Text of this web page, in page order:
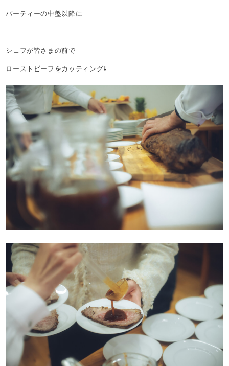
パーティーの中盤以降に
シェフが皆さまの前で
ローストビーフをカッティング⇩